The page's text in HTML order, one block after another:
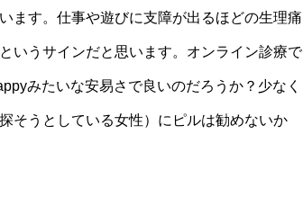
ます。仕事や遊びに支障が出るほどの生理痛
いうサインだと思います。オンライン診療で
みたいな安易さで良いのだろうか？少なく
そうとしている女性）にピルは勧めないか